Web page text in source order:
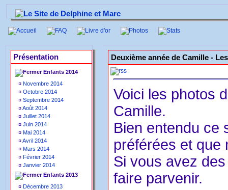
Présentation
Enfants 2014
¤ Novembre 2014
¤ Octobre 2014
¤ Septembre 2014
¤Août 2014
¤ Juillet 2014
¤ Juin 2014
¤ Mai 2014
¤Avril 2014
¤ Mars 2014
¤ Février 2014
¤ Janvier 2014
Enfants 2013
¤ Décembre 2013
Deuxième année de Camille -
Voici les photos
Camille.
Bien entendu ce
préférées et que
Si vous avez
faire parvenir.